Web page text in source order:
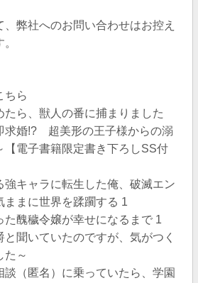
弊社へのお問い合わせはお控え
ちら
たら、獣人の番に捕まりました
求婚!? 超美形の王子様からの溺
【電子書籍限定書き下ろしSS付
強キャラに転生した俺、破滅エン
ままに世界を蹂躙する 1
た醜穢令嬢が幸せになるまで 1
と聞いていたのですが、気がつく
た～
（匿名）に乗っていたら、学園